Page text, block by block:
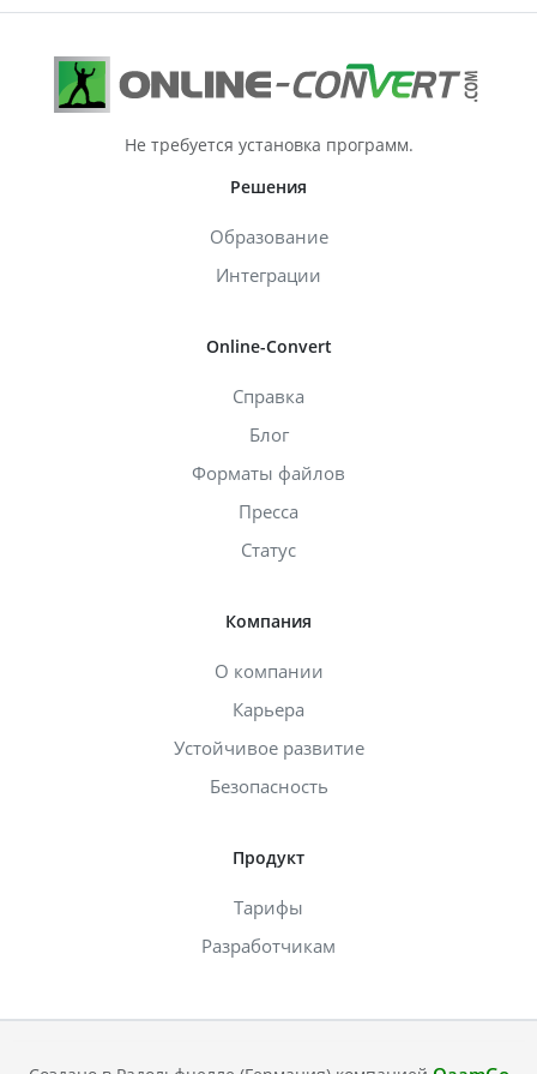
Не требуется установка программ.
Решения
Образование
Интеграции
Online-Convert
Справка
Блог
Форматы файлов
Пресса
Статус
Компания
О компании
Карьера
Устойчивое развитие
Безопасность
Продукт
Тарифы
Разработчикам